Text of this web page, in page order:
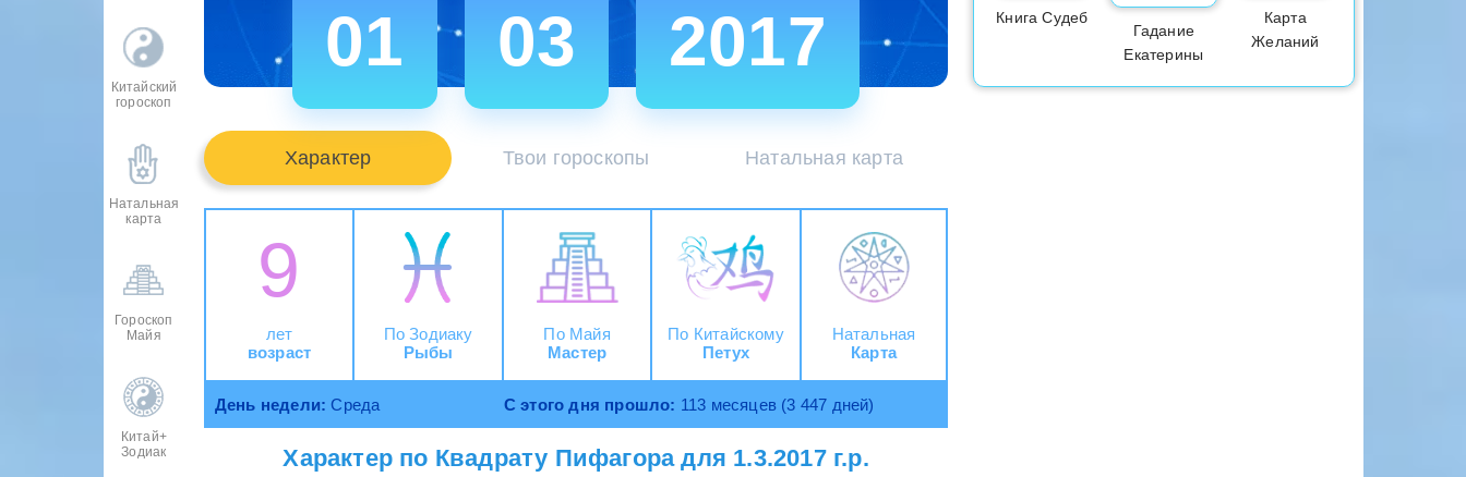
Китайский
гороскоп
Натальная
карта
Гороскоп
Майя
Китай+
Зодиак
01 03 2017
Характер Твои гороскопы Натальная карта
9
лет
возраст
По Зодиаку
Рыбы
По Майя
Мастер
По Китайскому
Петух
Натальная
Карта
День недели: Среда С этого дня прошло: 113 месяцев (3 447 дней)
Характер по Квадрату Пифагора для 1.3.2017 г.р.
Книга Судеб
Гадание
Екатерины
Карта
Желаний